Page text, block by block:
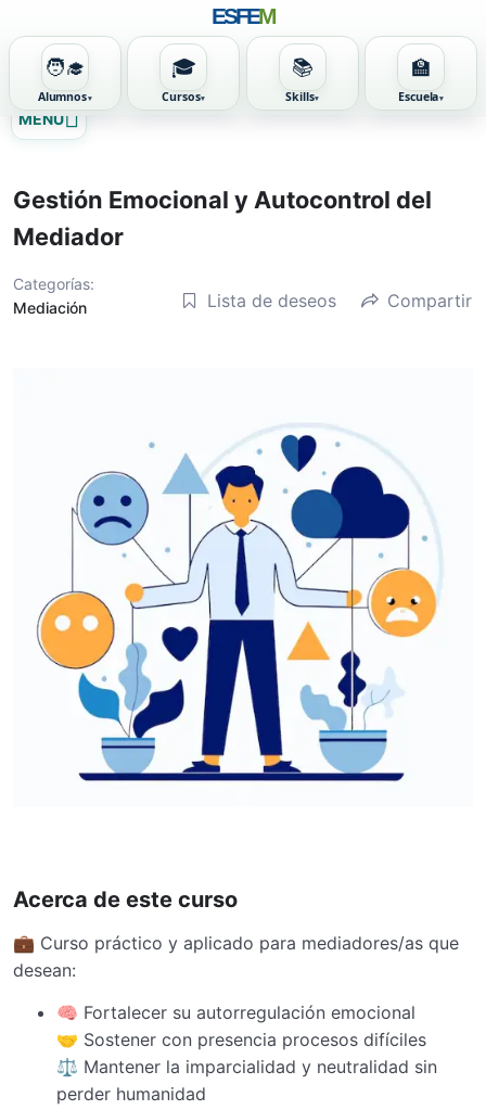
ESFEM
🧑‍🎓
Alumnos
🎓
Cursos
📚
Skills
🏫
Escuela
al
MENU
Gestión Emocional y Autocontrol del
Mediador
Categorías:
Mediación
Lista de deseos Compartir
Acerca de este curso
💼 Curso práctico y aplicado para mediadores/as que
desean:
🧠 Fortalecer su autorregulación emocional
🤝 Sostener con presencia procesos difíciles
⚖️ Mantener la imparcialidad y neutralidad sin
perder humanidad